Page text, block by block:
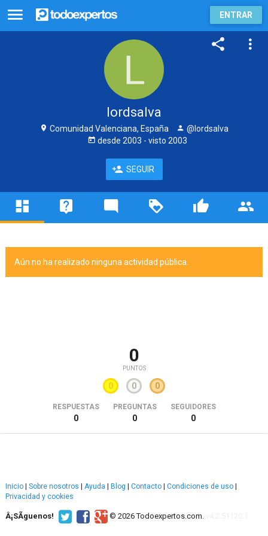
ENTRAR
lordsalva
Comunidad Valenciana, España
@lordsalva
desde 2003 - visto 2003
SEGUIR
Aún no ha realizado ninguna actividad pública.
0
PUNTOS
0 0 0
RESPUESTAS
0
PREGUNTAS
0
SEGUIDORES
0
Inicio Sobre nosotros Ayuda Blog Contacto Condiciones de uso
Privacidad y cookies
Â¡SÃ­guenos! © 2026 Todoexpertos.com.